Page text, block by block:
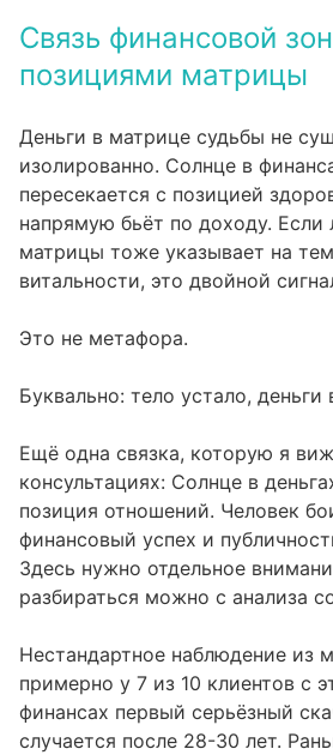
Связь финансовой
позициями матрицы
Деньги в матрице судьбы не
изолированно. Солнце в
пересекается с позицией
напрямую бьёт по доходу.
матрицы тоже указывает на
витальности, это двойной
Это не метафора.
Буквально: тело устало, деньги
Ещё одна связка, которую я
консультациях: Солнце в
позиция отношений. Человек
финансовый успех и
Здесь нужно отдельное
разбираться можно с анализа
Нестандартное наблюдение из
примерно у 7 из 10 клиентов с
финансах первый серьёзный
случается после 28-30 лет.